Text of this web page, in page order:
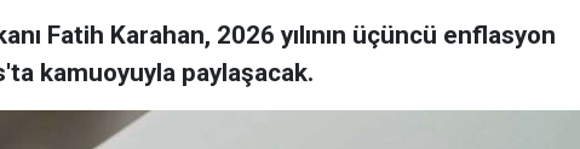
Fatih Karahan, 2026 yılının üçüncü enflasyon
kamuoyuyla paylaşacak.